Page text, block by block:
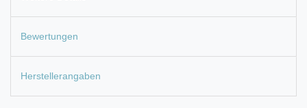
Bewertungen
Herstellerangaben